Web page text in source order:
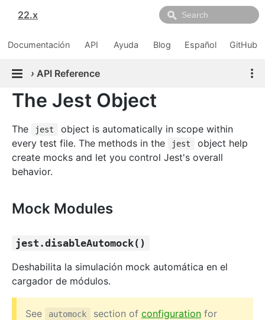
22.x
Documentación API Ayuda Blog Español GitHub
› API Reference
The Jest Object
The jest
object is automatically in scope within
every test file. The methods in the
jest
object help
create mocks and let you control Jest's overall
behavior.
Mock Modules
jest.disableAutomock()
Deshabilita la simulación mock automática en el
cargador de módulos.
See automock section of configurationfor